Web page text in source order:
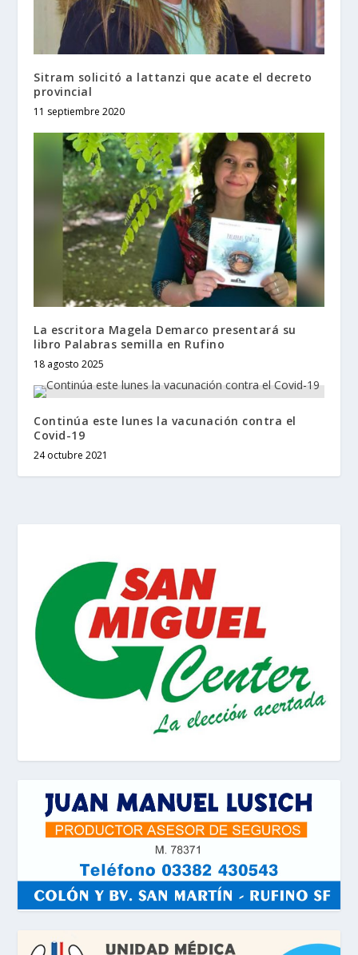
Sitram solicitó a lattanzi que acate el decreto
provincial
11 septiembre 2020
La escritora Magela Demarco presentará su
libro Palabras semilla en Rufino
18 agosto 2025
Continúa este lunes la vacunación contra el
Covid-19
24 octubre 2021